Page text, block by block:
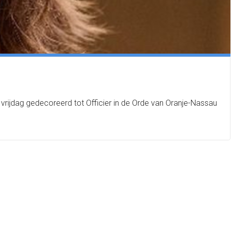
gedecoreerd tot Officier in de Orde van Oranje-Nassau